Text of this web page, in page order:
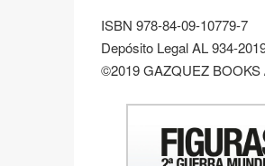
ISBN 978-84-09-10779-7
Depósito Legal AL 934-
©2019 GAZQUEZ